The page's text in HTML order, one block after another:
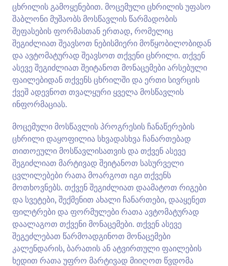
ცხრილის გამოყენებით. მოცემული ცხრილის უფასო
შაბლონი მუშაობს მოსწავლის წარმადობის
შეფასების ფორმასთან ერთად, რომელიც
შეგიძლიათ შეავსოთ ნებისმიერი მოწყობილობიდან
და ავტომატურად შეავსოთ თქვენი ცხრილი. თქვენ
ასევე შეგიძლიათ შეიტანოთ მონაცემები არსებული
ფაილებიდან თქვენს ცხრილში და ერთი სივრცის
ქვეშ ადევნოთ თვალყური ყველა მოსწავლის
ინფორმაციას.
მოცემული მოსწავლის პროგრესის ჩანაწერების
ცხრილი დაყოფილია სხვადასხვა ჩანართებად
თითოეული მოსწავლისათვის და თქვენ ასევე
შეგიძლიათ მარტივად შეიტანოთ სასურველი
ცვლილებები რათა მოარგოთ იგი თქვენს
მოთხოვნებს. თქვენ შეგიძლიათ დაამატოთ რიგები
და სვეტები, შექმენით ახალი ჩანართები, დააყენეთ
ფილტრები და ფორმულები რათა ავტომატურად
დაალაგოთ თქვენი მონაცემები. თქვენ ასევე
შეგეძლებათ წარმოადგინოთ მონაცემები
კალენდარის, ბარათის ან ატვირთული ფაილების
ხედით რათა უფრო მარტივად მიიღოთ წვდომა